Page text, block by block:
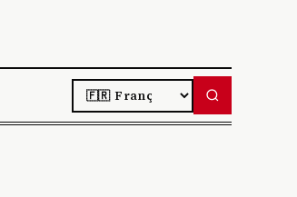
LANGUAGE